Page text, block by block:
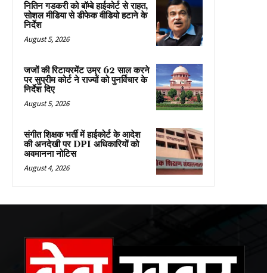
नितिन गडकरी को बॉम्बे हाईकोर्ट से राहत,
सोशल मीडिया से डीफेक वीडियो हटाने के
निर्देश
August 5, 2026
जजों की रिटायरमेंट उम्र 62 साल करने
पर सुप्रीम कोर्ट ने राज्यों को पुनर्विचार के
निर्देश दिए
August 5, 2026
संगीत शिक्षक भर्ती में हाईकोर्ट के आदेश
की अनदेखी पर DPI अधिकारियों को
अवमानना नोटिस
August 4, 2026